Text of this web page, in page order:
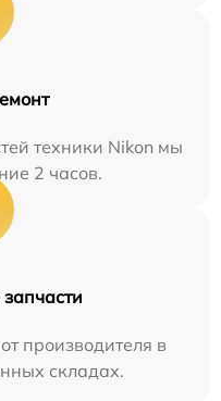
техники Nikon мы
2 часов.
производителя в
складах.